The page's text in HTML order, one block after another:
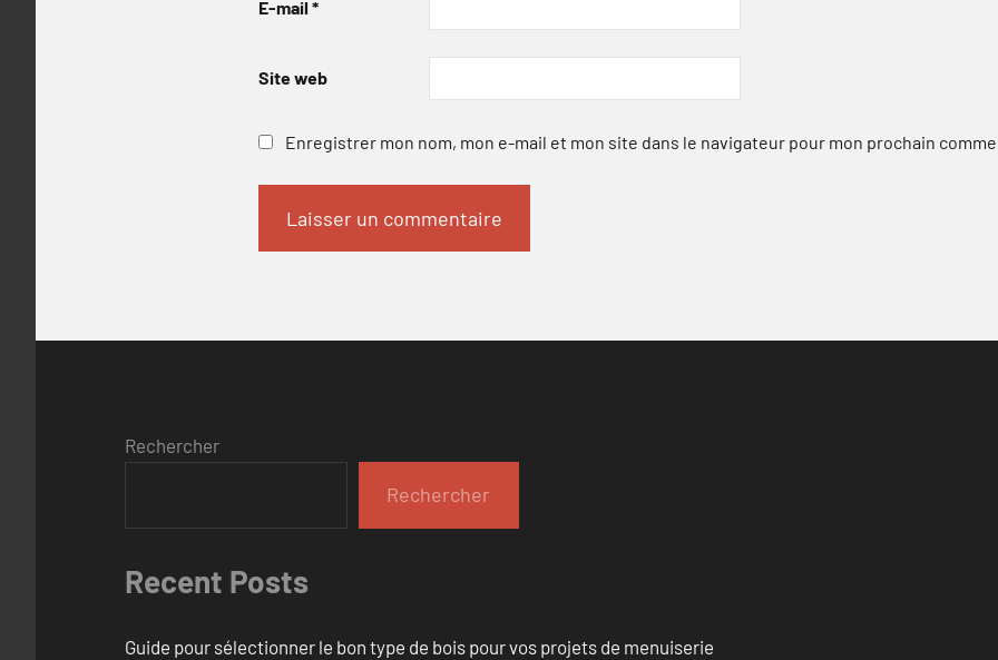
E-mail *
Site web
Enregistrer mon nom, mon e-mail et mon site dans le navigateur pour mon prochain
Rechercher
Rechercher
Recent Posts
Guide pour sélectionner le bon type de bois pour vos projets de menuiserie